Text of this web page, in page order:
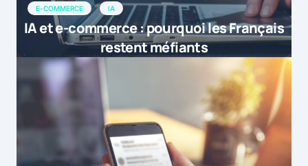
E-COMMERCE IA
IA et e-commerce : pourquoi les Français
restent méfiants